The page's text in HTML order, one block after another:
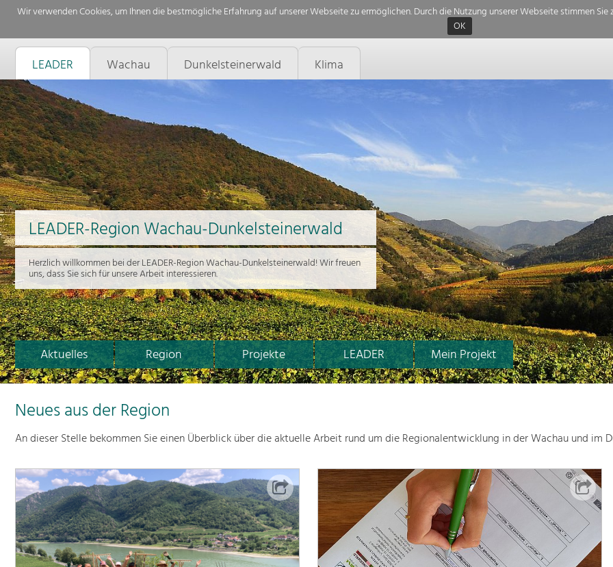
Wir verwenden Cookies, um Ihnen die bestmögliche Erfahrung auf unserer Webseite zu ermöglichen. Durch die Nutzung unserer Webseite stimmen
OK
LEADER Wachau Dunkelsteinerwald Klima
Aktuelles Region Projekte LEADER Mein Projekt
LEADER-Region Wachau-Dunkelsteinerwald
Herzlich willkommen bei der LEADER-Region Wachau-Dunkelsteinerwald! Wir freuen
uns, dass Sie sich für unsere Arbeit interessieren.
Neues aus der Region
An dieser Stelle bekommen Sie einen Überblick über die aktuelle Arbeit rund um die Regionalentwicklung in der Wachau und im